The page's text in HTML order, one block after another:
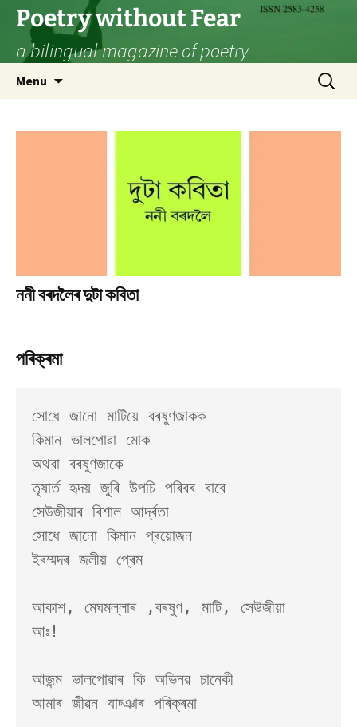
Skip
content
Poetry without Fear
a bilingual magazine of poetry
Menu
Search
for:
ননী বৰদলৈৰ দুটা কবিতা
পৰিক্ৰমা
সোধে জানো মাটিয়ে বৰষুণজাকক
কিমান ভালপোৱা মোক
অথবা বৰষুণজাকে
তৃষাৰ্ত হৃদয় জুৰি উপচি পৰিবৰ বাবে
সেউজীয়াৰ বিশাল আৰ্দ্ৰতা
সোধে জানো কিমান প্ৰয়োজন
ইৰম্মদৰ জলীয় প্ৰেম
আকাশ, মেঘমল্লাৰ ,বৰষুণ, মাটি, সেউজীয়া
আঃ!
আজন্ম ভালপোৱাৰ কি অভিনৱ চানেকী
আমাৰ জীৱন যাচ্ঞাৰ পৰিক্ৰমা